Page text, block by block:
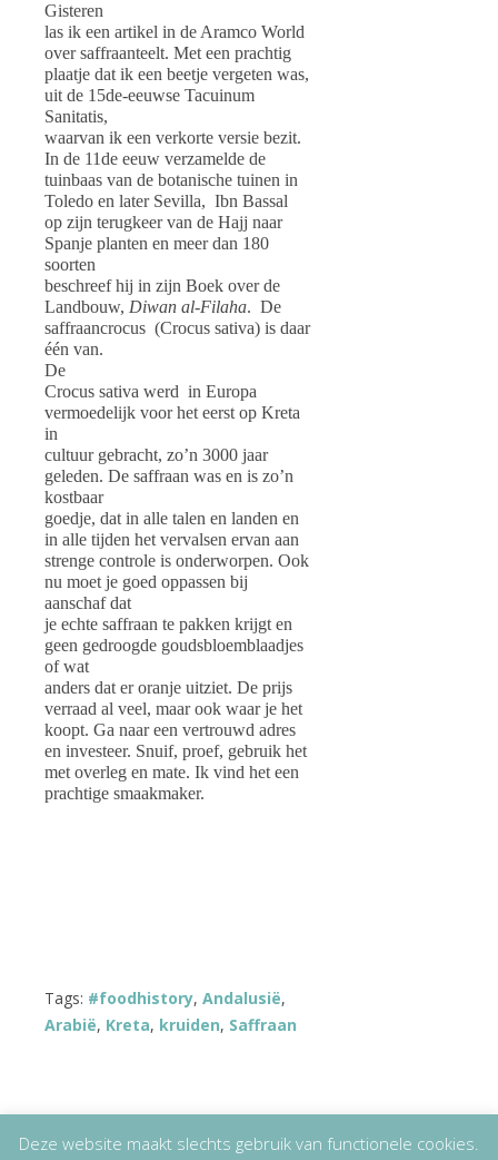
Gisteren
las ik een artikel in de Aramco World
over saffraanteelt. Met een prachtig
plaatje dat ik een beetje vergeten was,
uit de 15de-eeuwse Tacuinum
Sanitatis,
waarvan ik een verkorte versie bezit.
In de 11de eeuw verzamelde de
tuinbaas van de botanische tuinen in
Toledo en later Sevilla, Ibn Bassal
op zijn terugkeer van de Hajj naar
Spanje planten en meer dan 180
soorten
beschreef hij in zijn Boek over de
Landbouw, Diwan al-Filaha. De
saffraancrocus (Crocus sativa) is daar
één van.
De
Crocus sativa werd in Europa
vermoedelijk voor het eerst op Kreta
in
cultuur gebracht, zo’n 3000 jaar
geleden. De saffraan was en is zo’n
kostbaar
goedje, dat in alle talen en landen en
in alle tijden het vervalsen ervan aan
strenge controle is onderworpen. Ook
nu moet je goed oppassen bij
aanschaf dat
je echte saffraan te pakken krijgt en
geen gedroogde goudsbloemblaadjes
of wat
anders dat er oranje uitziet. De prijs
verraad al veel, maar ook waar je het
koopt. Ga naar een vertrouwd adres
en investeer. Snuif, proef, gebruik het
met overleg en mate. Ik vind het een
prachtige smaakmaker.
Tags: #foodhistory, Andalusië,
Arabië, Kreta, kruiden, Saffraan
Deze website maakt slechts gebruik van functionele cookies.